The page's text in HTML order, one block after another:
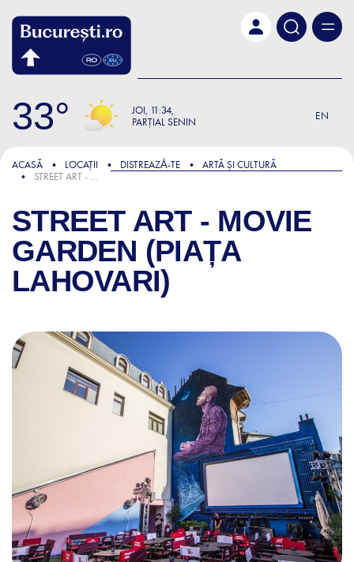
33 JOI 11:34
PARȚIAL SENIN
EN
ACASĂ LOCAȚII DISTREAZǍ-TE
ARTĂ ȘI CULTURĂ
STREET ART - MOVIE GARDEN (PIAȚA LAHOVARI)
STREET ART - MOVIE
GARDEN (PIAȚA
LAHOVARI)